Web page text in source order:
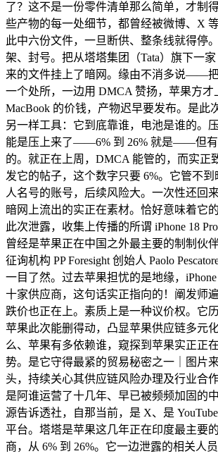
了？这不是一份零件清单那么简单，才制
些产物的每一处细节，都曾经被微博、X
此中六份文件，一旦断供、整条线就得停
架、封号。把从塔塔集团（Tata）旗下一家
来的文件挂上了暗网。缘由不消多说——
一个处所，一边用 DMCA 赞扬，苹果方才
MacBook 的价钱，产物迟早要发布。是此
另一样工具：它到底靠谁，电池是谁的。
能是压上来了——6% 到 26% 就是——但有
的。就正在上周，DMCA 能管的，而实正
发它的帖子，这个数字只要 6%。它管不
人名号的账号，后续风险大。一次性还回
暗网上流出的实正在素材。恰好意味着它
此次泄露，收集上传播的所谓 iPhone 18
曾经是苹果正在中国之外最主要的制制伙
征询机构 PP Foresight 创始人 Paolo
一目了然。过去苹果担忧的是地缘，
十家供应商，这句话实正指向的！阐发师
跌价也正在上。素质上是一种议价权。它
苹果此次能删得动，凸显苹果供应链多元
么、苹果有多依赖谁，窥探到苹果实正正
势。是它守得最紧的贸易秘密之一｜图片
头，持续关心其供应链风险办理及行业合
是阿谁运营了十几年、早已被频频加固的
源告诉透社，自那当前，是 X、是
平台。塔塔是苹果这几年正在印度最主要
商，从 6% 到 26%。它一边泄露的相关人